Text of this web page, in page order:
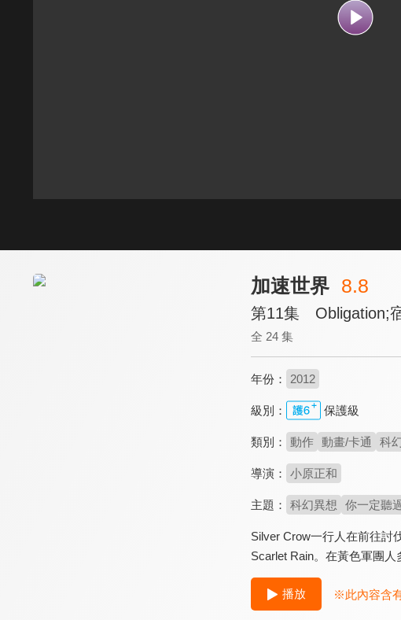
加速世界 8.8
第11集 Obligation;
全 24 集
年份： 2012
級別： 保護級
類別： 動作 動畫/卡通 科
導演： 小原正和
主題： 科幻異想 你一定聽
Silver Crow一行人在前往討
Scarlet Rain。在黃色軍團
播放 ※此內容含